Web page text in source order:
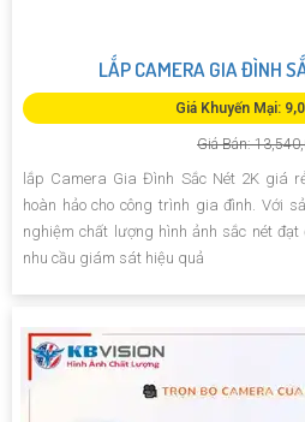
LẮP CAMERA GIA ĐÌNH
Giá Khuyến Mại:
Giá Bán:
lắp Camera Gia Đình Sắc Nét 2K giá
hoàn hảo cho công trình gia đình. Với
nghiệm chất lượng hình ảnh sắc nét
nhu cầu giám sát hiệu quả